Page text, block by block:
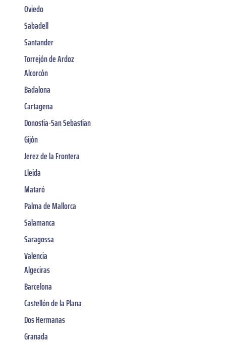
Oviedo
Sabadell
Santander
Torrejón de Ardoz
Alcorcón
Badalona
Cartagena
Donostia-San Sebastian
Gijón
Jerez de la Frontera
Lleida
Mataró
Palma de Mallorca
Salamanca
Saragossa
Valencia
Algeciras
Barcelona
Castellón de la Plana
Dos Hermanas
Granada